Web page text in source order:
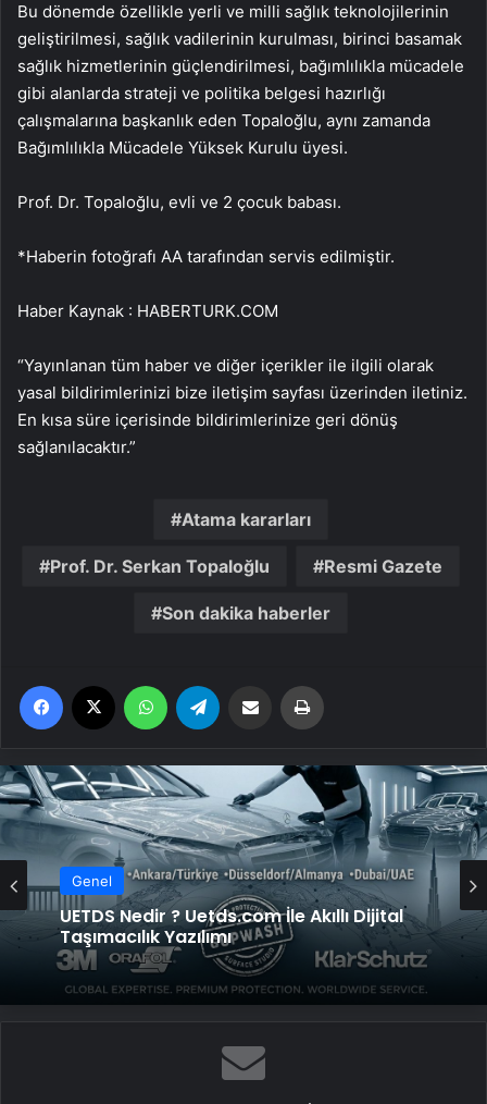
Bu dönemde özellikle yerli ve milli sağlık teknolojilerinin
geliştirilmesi, sağlık vadilerinin kurulması, birinci basamak
sağlık hizmetlerinin güçlendirilmesi, bağımlılıkla mücadele
gibi alanlarda strateji ve politika belgesi hazırlığı
çalışmalarına başkanlık eden Topaloğlu, aynı zamanda
Bağımlılıkla Mücadele Yüksek Kurulu üyesi.
Prof. Dr. Topaloğlu, evli ve 2 çocuk babası.
*Haberin fotoğrafı AA tarafından servis edilmiştir.
Haber Kaynak : HABERTURK.COM
“Yayınlanan tüm haber ve diğer içerikler ile ilgili olarak
yasal bildirimlerinizi bize iletişim sayfası üzerinden iletiniz.
En kısa süre içerisinde bildirimlerinize geri dönüş
sağlanılacaktır.”
Atama kararları
Prof. Dr. Serkan Topaloğlu Resmi Gazete
Son dakika haberler
Facebook WhatsApp Email'den paylaş
Genel
Taşımacılık Yazılımı
Genel
2026 Umre Fiyatları 2026 Umre Tur
Fiyatları ve Umre Ne Kadar